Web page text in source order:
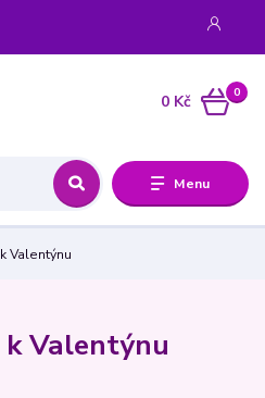
Menu
0
0 Kč
Valentýnu
Valentýnu